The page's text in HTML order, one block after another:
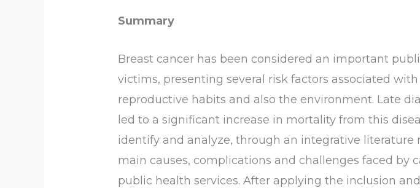
Summary
Breast cancer has been considered an important
victims, presenting several risk factors associated
reproductive habits and also the environment. Late
led to a significant increase in mortality from this
identify and analyze, through an integrative
main causes, complications and challenges faced by
public health services. After applying the inclusion